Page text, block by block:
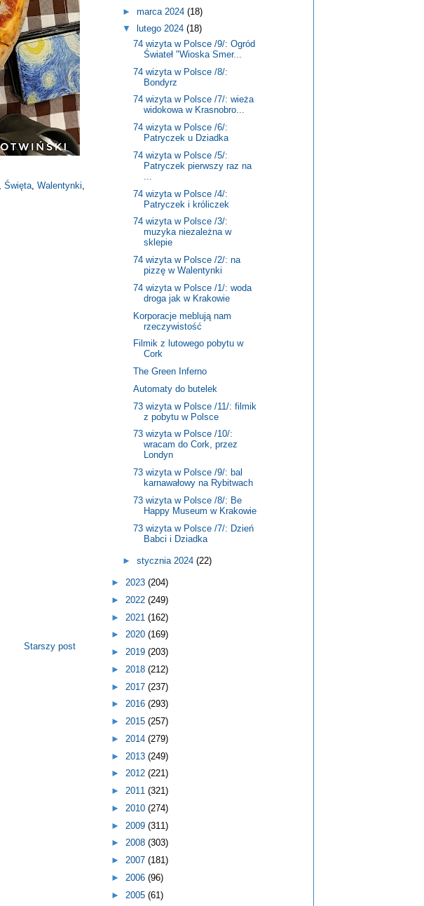
Święta Walentynki
Starszy post
► marca 2024 (18)
▼
lutego 2024 (18)
74 wizyta w Polsce /9/: Ogród
Świateł "Wioska Smer...
74 wizyta w Polsce /8/:
Bondyrz
74 wizyta w Polsce /7/: wieża
widokowa w Krasnobro...
74 wizyta w Polsce /6/:
Patryczek u Dziadka
74 wizyta w Polsce /5/:
Patryczek pierwszy raz na
74 wizyta w Polsce /4/:
Patryczek i króliczek
74 wizyta w Polsce /3/:
muzyka niezależna w
sklepie
74 wizyta w Polsce /2/: na
pizzę w Walentynki
74 wizyta w Polsce /1/: woda
droga jak w Krakowie
Korporacje meblują nam
rzeczywistość
Filmik z lutowego pobytu w
Cork
The Green Inferno
Automaty do butelek
73 wizyta w Polsce /11/: filmik
z pobytu w Polsce
73 wizyta w Polsce /10/:
wracam do Cork, przez
Londyn
73 wizyta w Polsce /9/: bal
karnawałowy na Rybitwach
73 wizyta w Polsce /8/: Be
Happy Museum w Krakowie
73 wizyta w Polsce /7/: Dzień
Babci i Dziadka
► stycznia 2024 (22)
► 2023 (204)
► 2022 (249)
► 2021 (162)
► 2020 (169)
► 2019 (203)
► 2018 (212)
► 2017 (237)
► 2016 (293)
► 2015 (257)
► 2014 (279)
► 2013 (249)
► 2012 (221)
► 2011 (321)
► 2010 (274)
► 2009 (311)
► 2008 (303)
► 2007 (181)
► 2006 (96)
► 2005 (61)